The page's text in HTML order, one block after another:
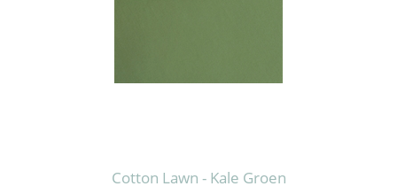
Cotton Lawn - Kale Groen